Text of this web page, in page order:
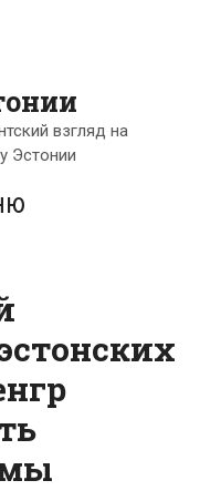
взгляд на
Эстонии